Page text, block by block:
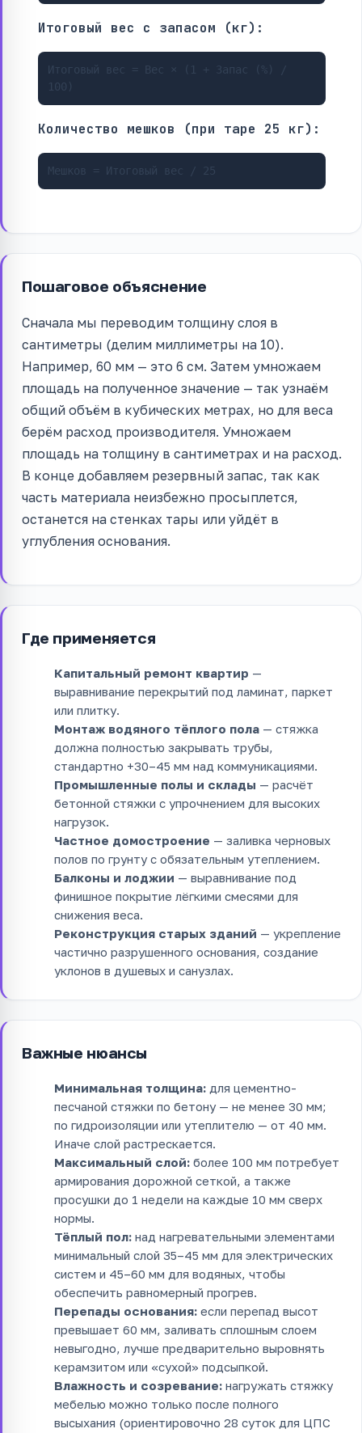
Итоговый вес с запасом (кг):
Итоговый вес = Вес × (1 + Запас (%) /
100)
Количество мешков (при таре 25 кг):
Мешков = Итоговый вес / 25
Пошаговое объяснение
Сначала мы переводим толщину слоя в
сантиметры (делим миллиметры на 10).
Например, 60 мм — это 6 см. Затем умножаем
площадь на полученное значение — так узнаём
общий объём в кубических метрах, но для веса
берём расход производителя. Умножаем
площадь на толщину в сантиметрах и на расход.
В конце добавляем резервный запас, так как
часть материала неизбежно просыплется,
останется на стенках тары или уйдёт в
углубления основания.
Где применяется
Капитальный ремонт квартир —
выравнивание перекрытий под ламинат, паркет
или плитку.
Монтаж водяного тёплого пола — стяжка
должна полностью закрывать трубы,
стандартно +30–45 мм над коммуникациями.
Промышленные полы и склады — расчёт
бетонной стяжки с упрочнением для высоких
нагрузок.
Частное домостроение — заливка черновых
полов по грунту с обязательным утеплением.
Балконы и лоджии — выравнивание под
финишное покрытие лёгкими смесями для
снижения веса.
Реконструкция старых зданий — укрепление
частично разрушенного основания, создание
уклонов в душевых и санузлах.
Важные нюансы
Минимальная толщина: для цементно-
песчаной стяжки по бетону — не менее 30 мм;
по гидроизоляции или утеплителю — от 40 мм.
Иначе слой растрескается.
Максимальный слой: более 100 мм потребует
армирования дорожной сеткой, а также
просушки до 1 недели на каждые 10 мм сверх
нормы.
Тёплый пол: над нагревательными элементами
минимальный слой 35–45 мм для электрических
систем и 45–60 мм для водяных, чтобы
обеспечить равномерный прогрев.
Перепады основания: если перепад высот
превышает 60 мм, заливать сплошным слоем
невыгодно, лучше предварительно выровнять
керамзитом или «сухой» подсыпкой.
Влажность и созревание: нагружать стяжку
мебелью можно только после полного
высыхания (ориентировочно 28 суток для ЦПС